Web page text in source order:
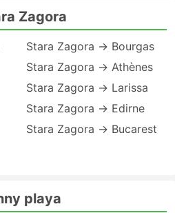
Zagora
Stara Zagora → Bourgas
Stara Zagora → Athènes
Stara Zagora → Larissa
Stara Zagora → Edirne
Stara Zagora → Bucarest
playa